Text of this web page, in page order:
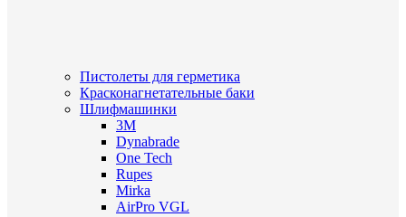
Пистолеты для герметика
Красконагнетательные баки
Шлифмашинки
3M
Dynabrade
One Tech
Rupes
Mirka
AirPro VGL